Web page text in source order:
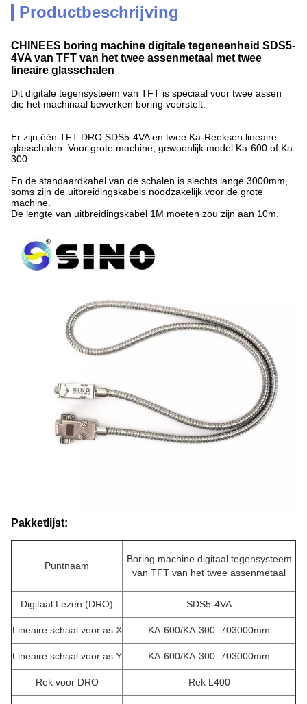
Productbeschrijving
CHINEES boring machine digitale tegeneenheid SDS5-
4VA van TFT van het twee assenmetaal met twee
lineaire glasschalen
Dit digitale tegensysteem van TFT is speciaal voor twee assen
die het machinaal bewerken boring voorstelt.
Er zijn één TFT DRO SDS5-4VA en twee Ka-Reeksen lineaire
glasschalen. Voor grote machine, gewoonlijk model Ka-600 of Ka-
300.
En de standaardkabel van de schalen is slechts lange 3000mm,
soms zijn de uitbreidingskabels noodzakelijk voor de grote
machine.
De lengte van uitbreidingskabel 1M moeten zou zijn aan 10m.
Pakketlijst:
Puntnaam
Boring machine digitaal tegensysteem
van TFT van het twee assenmetaal
Digitaal Lezen (DRO) SDS5-4VA
Lineaire schaal voor as X KA-600/KA-300: 703000mm
Lineaire schaal voor as Y KA-600/KA-300: 703000mm
Rek voor DRO Rek L400